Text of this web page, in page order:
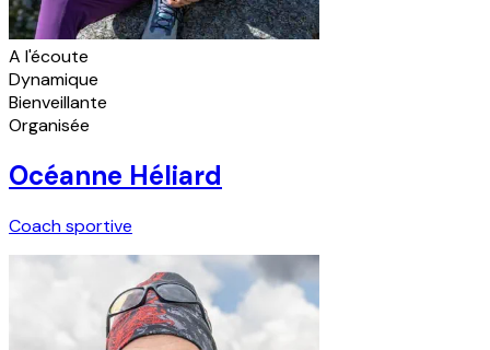
A l'écoute
Dynamique
Bienveillante
Organisée
Océanne Héliard
Coach sportive